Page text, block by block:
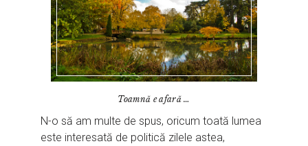
Toamnă e afară …
N-o să am multe de spus, oricum toată lumea
este interesată de politică zilele astea,